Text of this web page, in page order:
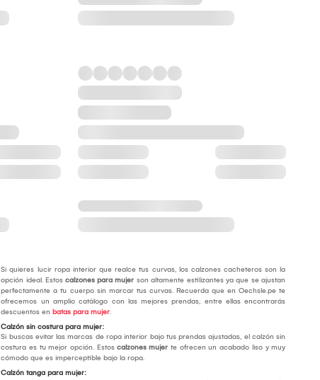
Si quieres lucir ropa interior que realce tus curvas, los calzones cacheteros son la
opción ideal. Estoscalzones para mujer son altamente estilizantes ya que se ajustan
perfectamente a tu cuerpo sin marcar tus curvas. Recuerda que en Oechsle.pe te
ofrecemos un amplio catálogo con las mejores prendas, entre ellas encontrarás
descuentos en batas para mujer.
Calzón sin costura para mujer:
Si buscas evitar las marcas de ropa interior bajo tus prendas ajustadas, el calzón sin
costura es tu mejor opción. Estoscalzones mujer te ofrecen un acabado liso y muy
cómodo que es imperceptible bajo la ropa.
Calzón tanga para mujer: